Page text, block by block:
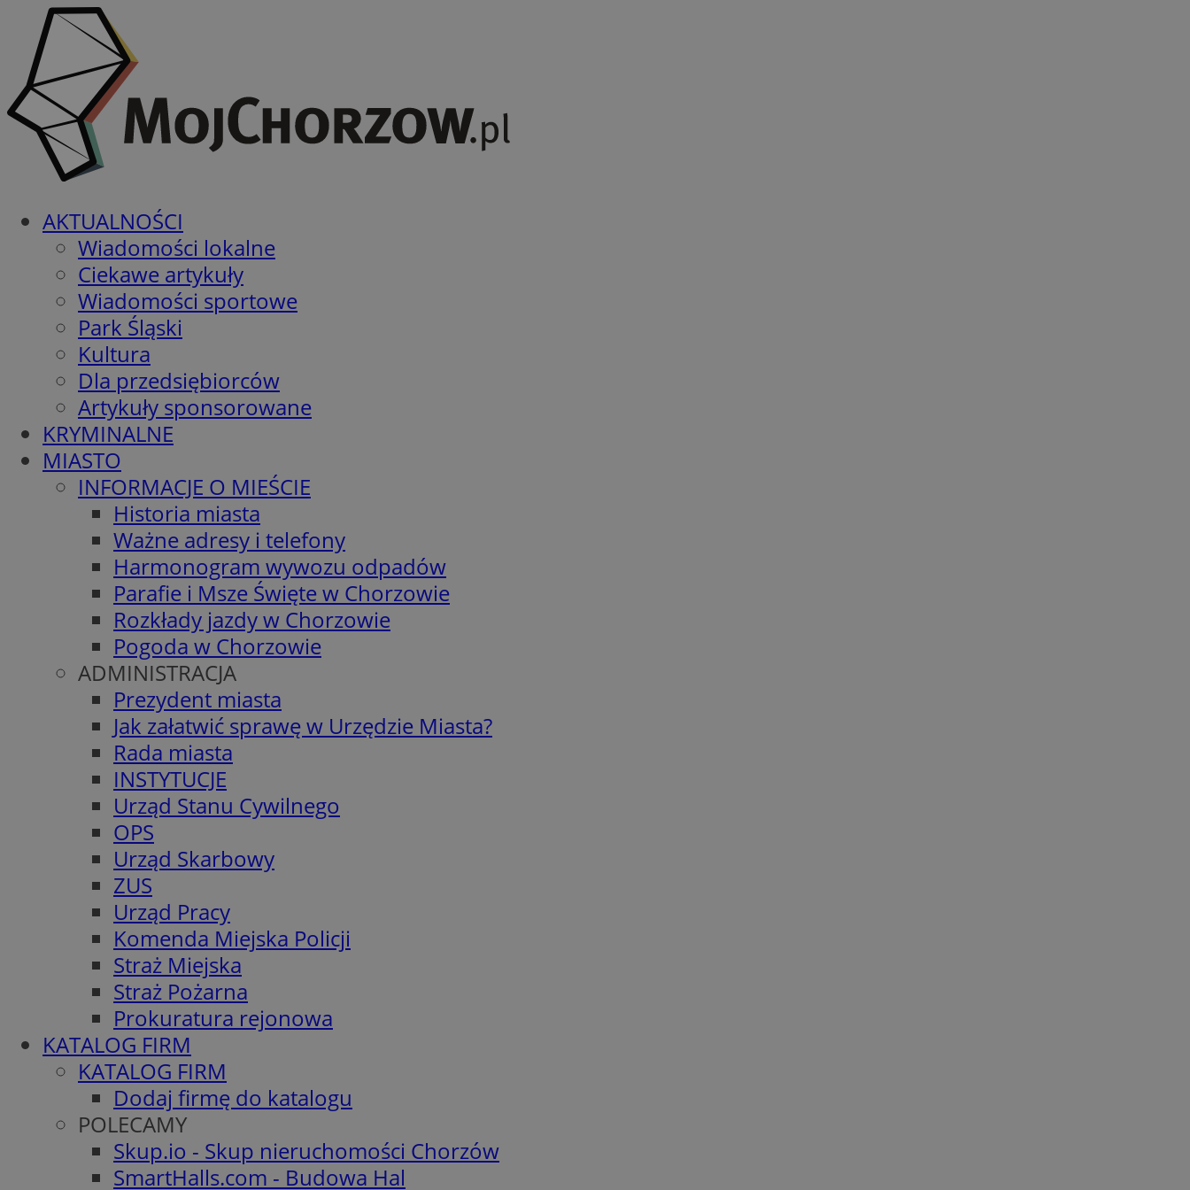
AKTUALNOŚCI
Wiadomości lokalne
Ciekawe artykuły
Wiadomości sportowe
Park Śląski
Kultura
Dla przedsiębiorców
Artykuły sponsorowane
KRYMINALNE
MIASTO
INFORMACJE O MIEŚCIE
Historia miasta
Ważne adresy i telefony
Harmonogram wywozu odpadów
Parafie i Msze Święte w Chorzowie
Rozkłady jazdy w Chorzowie
Pogoda w Chorzowie
ADMINISTRACJA
Prezydent miasta
Jak załatwić sprawę w Urzędzie Miasta?
Rada miasta
INSTYTUCJE
Urząd Stanu Cywilnego
OPS
Urząd Skarbowy
ZUS
Urząd Pracy
Komenda Miejska Policji
Straż Miejska
Straż Pożarna
Prokuratura rejonowa
KATALOG FIRM
KATALOG FIRM
Dodaj firmę do katalogu
POLECAMY
Skup.io - Skup nieruchomości Chorzów
SmartHalls.com - Budowa Hal